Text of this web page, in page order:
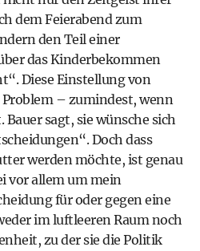
dem Feierabend zum
den Teil einer
das Kinderbekommen
Diese Einstellung von
– zumindest, wenn
Bauer sagt, sie wünsche sich
Doch dass
werden möchte, ist genau
vor allem um mein
für oder gegen eine
im luftleeren Raum noch
zu der sie die Politik